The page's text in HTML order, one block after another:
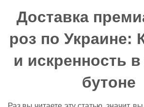
Доставка
роз по Украине:
и искренность
бутоне